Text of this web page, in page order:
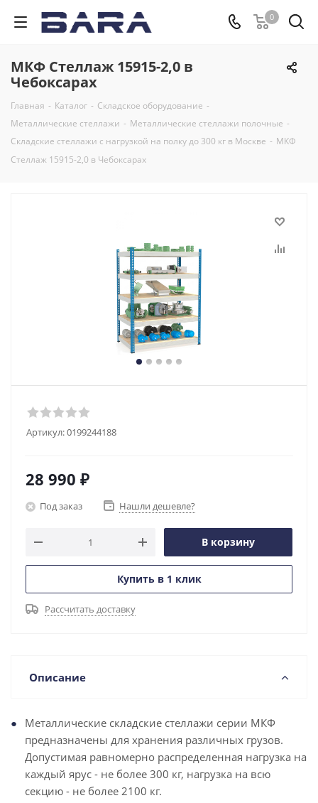
0
МКФ Стеллаж 15915-2,0 в
Чебоксарах
Главная - Каталог - Складское оборудование -
Металлические стеллажи - Металлические стеллажи полочные -
Складские стеллажи с нагрузкой на полку до 300 кг в Москве - МКФ
Стеллаж 15915-2,0 в Чебоксарах
Артикул:0199244188
28 990 ₽
Под заказ Нашли дешевле?
В корзину
Купить в 1 клик
Рассчитать доставку
Описание
Металлические складские стеллажи серии МКФ
предназначены для хранения различных грузов.
Допустимая равномерно распределенная нагрузка на
каждый ярус - не более 300 кг, нагрузка на всю
секцию - не более 2100 кг.